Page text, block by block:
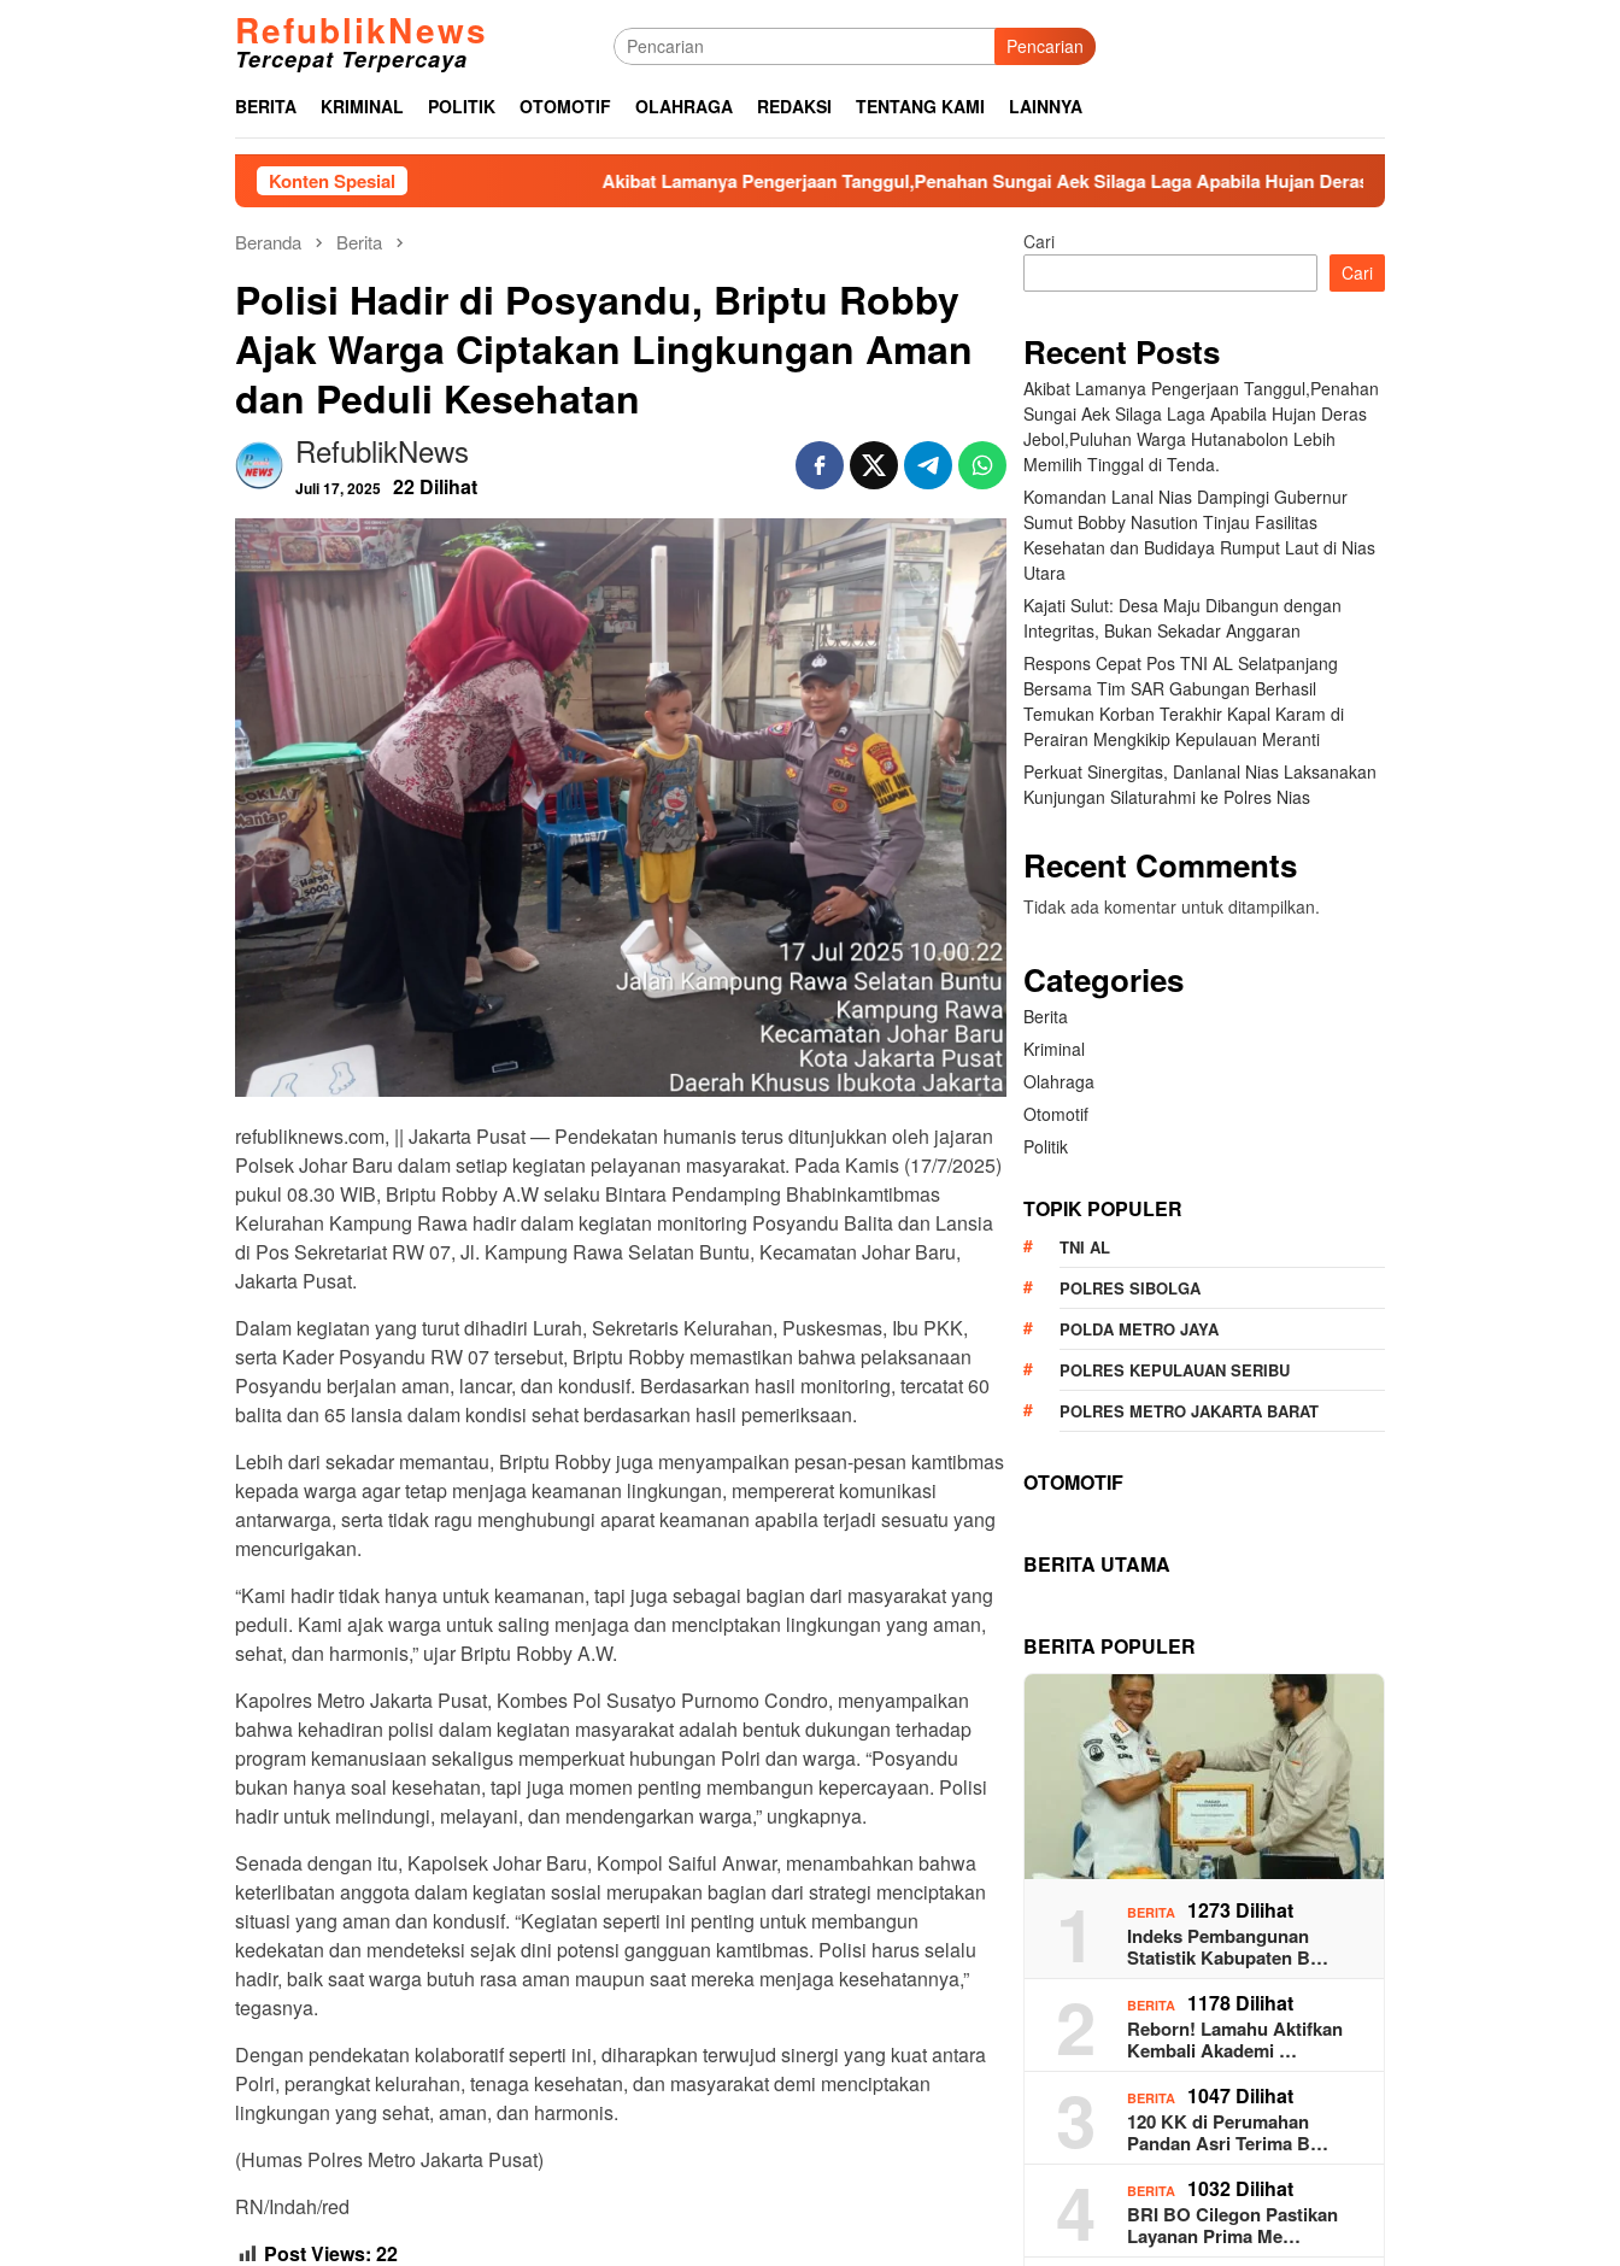
RefublikNews
Tercepat Terpercaya Pencarian
BERITA KRIMINAL POLITIK OTOMOTIF OLAHRAGA REDAKSI TENTANG KAMI LAINNYA
Konten Spesial Akibat Lamanya Pengerjaan Tanggul,Penahan Sungai Aek Silaga Laga Apabila Hujan Deras Jebol,Puluhan Warga Hutanabolon Lebih
Beranda Berita
Polisi Hadir di Posyandu, Briptu Robby
Ajak Warga Ciptakan Lingkungan Aman
dan Peduli Kesehatan
RefublikNews
Juli 17, 2025 22 Dilihat
refubliknews.com, || Jakarta Pusat — Pendekatan humanis terus ditunjukkan oleh jajaran
Polsek Johar Baru dalam setiap kegiatan pelayanan masyarakat. Pada Kamis (17/7/2025)
pukul 08.30 WIB, Briptu Robby A.W selaku Bintara Pendamping Bhabinkamtibmas
Kelurahan Kampung Rawa hadir dalam kegiatan monitoring Posyandu Balita dan Lansia
di Pos Sekretariat RW 07, Jl. Kampung Rawa Selatan Buntu, Kecamatan Johar Baru,
Jakarta Pusat.
Dalam kegiatan yang turut dihadiri Lurah, Sekretaris Kelurahan, Puskesmas, Ibu PKK,
serta Kader Posyandu RW 07 tersebut, Briptu Robby memastikan bahwa pelaksanaan
Posyandu berjalan aman, lancar, dan kondusif. Berdasarkan hasil monitoring, tercatat 60
balita dan 65 lansia dalam kondisi sehat berdasarkan hasil pemeriksaan.
Lebih dari sekadar memantau, Briptu Robby juga menyampaikan pesan-pesan kamtibmas
kepada warga agar tetap menjaga keamanan lingkungan, mempererat komunikasi
antarwarga, serta tidak ragu menghubungi aparat keamanan apabila terjadi sesuatu yang
mencurigakan.
“Kami hadir tidak hanya untuk keamanan, tapi juga sebagai bagian dari masyarakat yang
peduli. Kami ajak warga untuk saling menjaga dan menciptakan lingkungan yang aman,
sehat, dan harmonis,” ujar Briptu Robby A.W.
Kapolres Metro Jakarta Pusat, Kombes Pol Susatyo Purnomo Condro, menyampaikan
bahwa kehadiran polisi dalam kegiatan masyarakat adalah bentuk dukungan terhadap
program kemanusiaan sekaligus memperkuat hubungan Polri dan warga. “Posyandu
bukan hanya soal kesehatan, tapi juga momen penting membangun kepercayaan. Polisi
hadir untuk melindungi, melayani, dan mendengarkan warga,” ungkapnya.
Senada dengan itu, Kapolsek Johar Baru, Kompol Saiful Anwar, menambahkan bahwa
keterlibatan anggota dalam kegiatan sosial merupakan bagian dari strategi menciptakan
situasi yang aman dan kondusif. “Kegiatan seperti ini penting untuk membangun
kedekatan dan mendeteksi sejak dini potensi gangguan kamtibmas. Polisi harus selalu
hadir, baik saat warga butuh rasa aman maupun saat mereka menjaga kesehatannya,”
tegasnya.
Dengan pendekatan kolaboratif seperti ini, diharapkan terwujud sinergi yang kuat antara
Polri, perangkat kelurahan, tenaga kesehatan, dan masyarakat demi menciptakan
lingkungan yang sehat, aman, dan harmonis.
(Humas Polres Metro Jakarta Pusat)
RN/Indah/red
Post Views: 22
Cari
Cari
Recent Posts
Akibat Lamanya Pengerjaan Tanggul,Penahan
Sungai Aek Silaga Laga Apabila Hujan Deras
Jebol,Puluhan Warga Hutanabolon Lebih
Memilih Tinggal di Tenda.
Komandan Lanal Nias Dampingi Gubernur
Sumut Bobby Nasution Tinjau Fasilitas
Kesehatan dan Budidaya Rumput Laut di Nias
Utara
Kajati Sulut: Desa Maju Dibangun dengan
Integritas, Bukan Sekadar Anggaran
Respons Cepat Pos TNI AL Selatpanjang
Bersama Tim SAR Gabungan Berhasil
Temukan Korban Terakhir Kapal Karam di
Perairan Mengkikip Kepulauan Meranti
Perkuat Sinergitas, Danlanal Nias Laksanakan
Kunjungan Silaturahmi ke Polres Nias
Recent Comments
Tidak ada komentar untuk ditampilkan.
Categories
Berita
Kriminal
Olahraga
Otomotif
Politik
TOPIK POPULER
TNI AL
POLRES SIBOLGA
POLDA METRO JAYA
POLRES KEPULAUAN SERIBU
POLRES METRO JAKARTA BARAT
OTOMOTIF
BERITA UTAMA
BERITA POPULER
1 BERITA 1273 Dilihat
Indeks Pembangunan
Statistik Kabupaten B…
2 BERITA 1178 Dilihat
Reborn! Lamahu Aktifkan
Kembali Akademi …
3 BERITA 1047 Dilihat
120 KK di Perumahan
Pandan Asri Terima B…
4 BERITA 1032 Dilihat
BRI BO Cilegon Pastikan
Layanan Prima Me…